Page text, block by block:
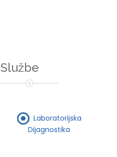
Službe
Laboratorijska
Dijagnostika